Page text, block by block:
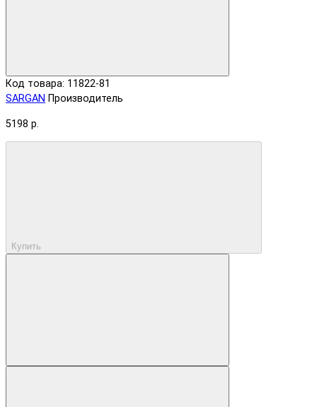
Код товара: 11822-81
SARGAN Производитель
5198 р.
Купить